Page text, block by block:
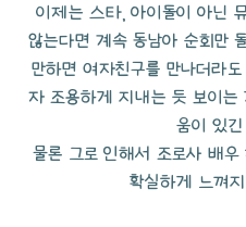
이제는 스타, 아이돌이 아닌
않는다면 계속 동남아 순회만
만하면 여자친구를 만나더라
자 조용하게 지내는 듯 보이
움이 있
물론 그로 인해서 조로사 배
확실하게 느껴